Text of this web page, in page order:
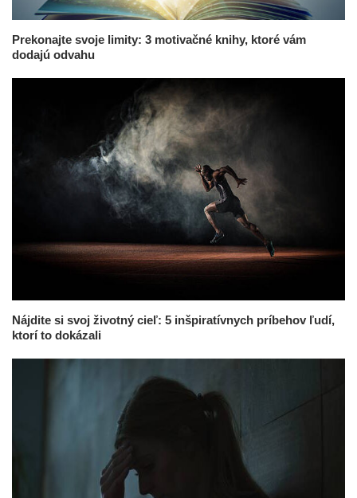
Prekonajte svoje limity: 3 motivačné knihy, ktoré vám
dodajú odvahu
Nájdite si svoj životný cieľ: 5 inšpiratívnych príbehov ľudí,
ktorí to dokázali